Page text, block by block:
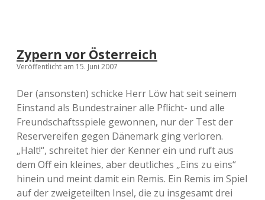
Zypern vor Österreich
Veröffentlicht am 15. Juni 2007
Der (ansonsten) schicke Herr Löw hat seit seinem
Einstand als Bundestrainer alle Pflicht- und alle
Freundschaftsspiele gewonnen, nur der Test der
Reservereifen gegen Dänemark ging verloren.
„Halt!“, schreitet hier der Kenner ein und ruft aus
dem Off ein kleines, aber deutliches „Eins zu eins“
hinein und meint damit ein Remis. Ein Remis im Spiel
auf der zweigeteilten Insel, die zu insgesamt drei